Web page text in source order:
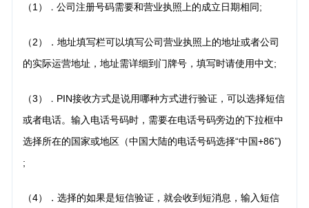
（1） ． 公司注册号码需要和营业执照上的成立日期相同;
（2）．地址填写栏可以填写公司营业执照上的地址或者公司
的实际运营地址，地址需详细到门牌号，填写时请使用中文;
（3） ． PIN接收方式是说用哪种方式进行验证，可以选择短信
或者电话。输入电话号码时，需要在电话号码旁边的下拉框中
选择所在的国家或地区（中国大陆的电话号码选择“中国+86”)
;
（4）．选择的如果是短信验证，就会收到短消息，输入短信